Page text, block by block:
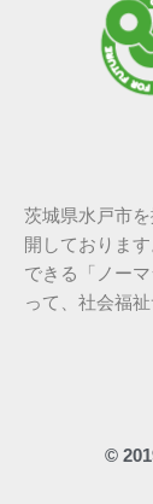
茨城県水戸市
開しておりま
できる「ノー
って、社会福
©